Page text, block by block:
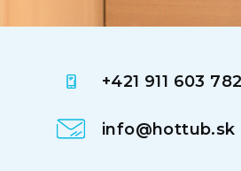
+421 911 603 782
info@hottub.sk